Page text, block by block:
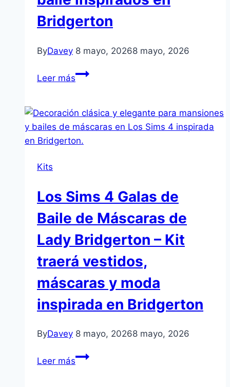
Bridgerton
ByDavey 8 mayo, 20268 mayo, 2026
Leer másLos
Salón
de
Baile
Lady
Bridgerton
–
Kit
añadirá
decoración
elegante
salones
baile
en
Kits
Los Sims 4 Galas de
Baile de Máscaras de
Lady Bridgerton – Kit
traerá vestidos,
máscaras y moda
inspirada en Bridgerton
ByDavey 8 mayo, 20268 mayo, 2026
Leer másLos